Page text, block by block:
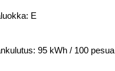
E
95 kWh / 100 pesua